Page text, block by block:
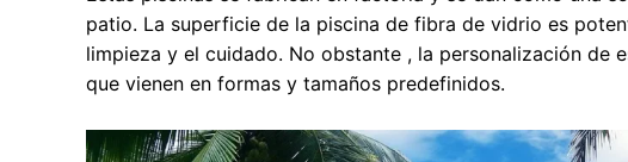
patio. La superficie de la piscina de fibra de vidrio es
limpieza y el cuidado. No obstante , la personalización de
que vienen en formas y tamaños predefinidos.